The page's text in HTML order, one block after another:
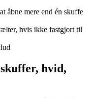
åbne mere end én skuffe
hvis ikke fastgjort til
hvid,